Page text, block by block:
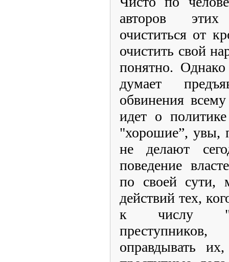
авторов
очиститься от
очистить свой
понятно.
думает
обвинения
идет о
"хорошие”, увы,
не делают
поведение
по своей сути,
действий тех,
к числу
оправдывать